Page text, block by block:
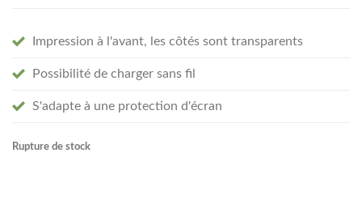
Impression à l'avant, les côtés sont transparents
Possibilité de charger sans fil
S'adapte à une protection d'écran
Rupture de stock